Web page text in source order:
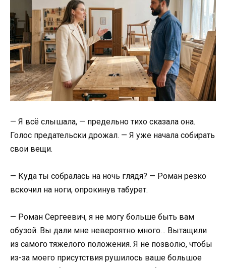
— Я всё слышала, — предельно тихо сказала она.
Голос предательски дрожал. — Я уже начала собирать
свои вещи.
— Куда ты собралась на ночь глядя? — Роман резко
вскочил на ноги, опрокинув табурет.
— Роман Сергеевич, я не могу больше быть вам
обузой. Вы дали мне невероятно много… Вытащили
из самого тяжелого положения. Я не позволю, чтобы
из-за моего присутствия рушилось ваше большое